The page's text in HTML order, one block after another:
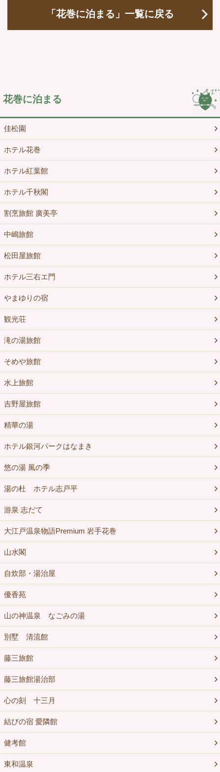
「花巻に泊まる」一覧に戻る
花巻に泊まる
佳松園
ホテル花巻
ホテル紅葉館
ホテル千秋閣
割烹旅館 廣美亭
中嶋旅館
松田屋旅館
ホテル三右エ門
やまゆりの宿
観光荘
滝の湯旅館
そめや旅館
水上旅館
吉野屋旅館
精華の湯
ホテル銀河パークはなまき
悠の湯 風の季
湯の杜 ホテル志戸平
游泉 志だて
大江戸温泉物語Premium 岩手花巻
山水閣
自炊部・湯治屋
優香苑
山の神温泉 なごみの湯
別墅 清流館
藤三旅館
藤三旅館湯治部
心の刻 十三月
結びの宿 愛隣館
健考館
東和温泉